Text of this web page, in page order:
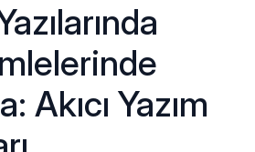
Akıcı Yazım